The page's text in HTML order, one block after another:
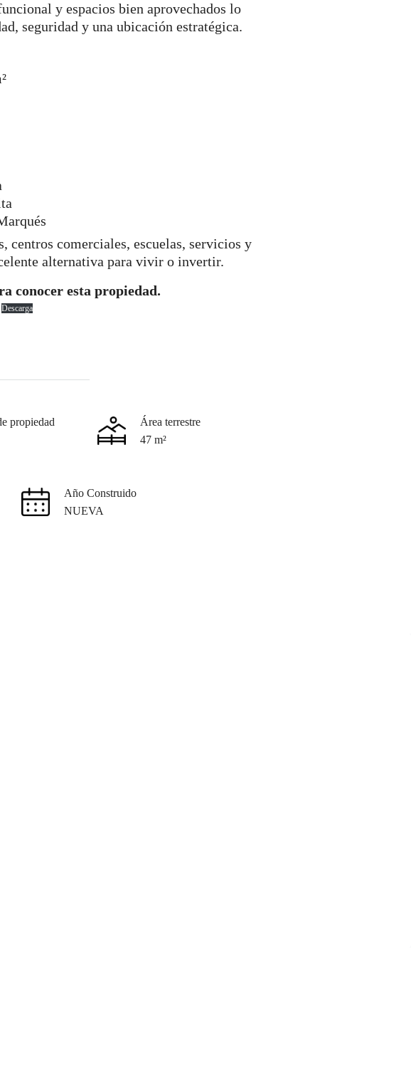
y espacios bien aprovechados lo
seguridad y una ubicación estratégica.
centros comerciales, escuelas, servicios y
alternativa para vivir o invertir.
conocer esta propiedad.
Descarga
propiedad
Área terrestre
47 m²
Año Construido
NUEVA